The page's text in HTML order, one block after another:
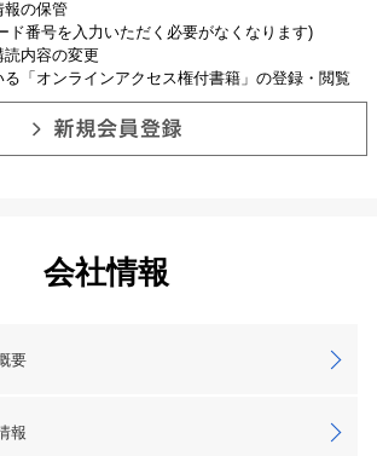
報の保管
番号を入力いただく必要がなくなります)
読内容の変更
る「オンラインアクセス権付書籍」の登録・閲覧
会社情報
要
報